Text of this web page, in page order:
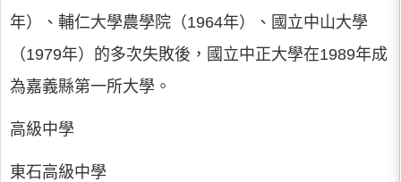
年）、輔仁大學農學院（1964年）、國立中山大學
（1979年）的多次失敗後，國立中正大學在1989年成
為嘉義縣第一所大學。
高級中學
東石高級中學